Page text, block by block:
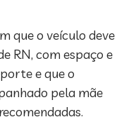
que o veículo deve
RN, com espaço e
e que o
pela mãe